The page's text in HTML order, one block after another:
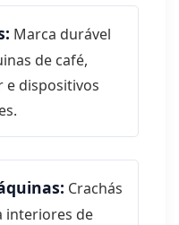
Marca durável
de café,
e dispositivos
Crachás
interiores de